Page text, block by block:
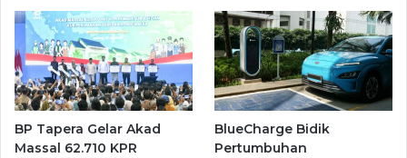
BP Tapera Gelar Akad
Massal 62.710 KPR
BlueCharge Bidik
Pertumbuhan